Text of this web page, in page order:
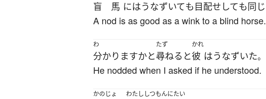
盲 馬 にはうなずいても目配せ しても同じ
A nod is as good as a wink to a blind horse.
わ
分かりますかと
たず
尋ねる と
かれ
彼 はうなずいた。
He nodded when I asked if he understood.
かのじょ
わたししつもんにたい